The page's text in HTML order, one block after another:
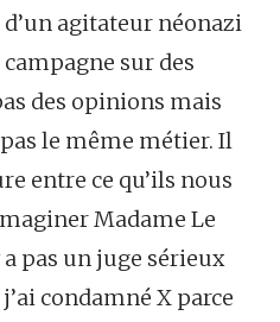
d’un agitateur néonazi
sur des
des opinions mais
le même métier. Il
entre ce qu’ils nous
Madame Le
pas un juge sérieux
condamné X parce